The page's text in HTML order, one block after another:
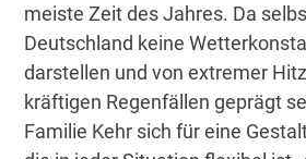
meiste Zeit des Jahres. Da
Deutschland keine
darstellen und von extremer
kräftigen Regenfällen geprägt
Familie Kehr sich für eine